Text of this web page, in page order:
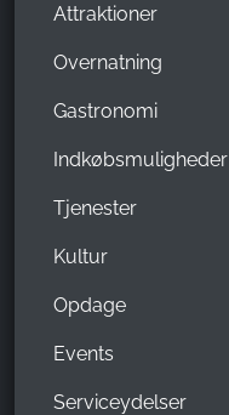
Attraktioner
Overnatning
Gastronomi
Indkøbsmuligheder
Tjenester
Kultur
Opdage
Events
Serviceydelser